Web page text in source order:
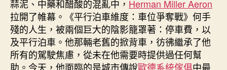
蒜泥、中藥和醋酸的混亂中， Herman Miller Aeron
拉開了帷幕。《平行泊車維度：車位爭奪戰》何手
殘的人生，被兩個巨大的陰影籠罩著：停車費，以
及平行泊車。他那輛老舊的掀背車，彷彿繼承了他
所有的駕駛焦慮，從未在他需要時提供過任何幫
助。今天，他面臨的是城市傳說歐德系統傢俱中最